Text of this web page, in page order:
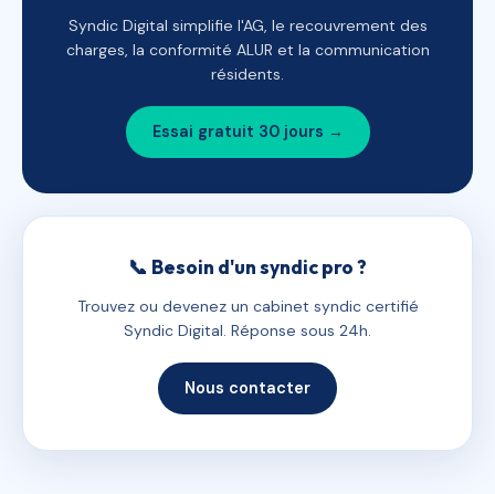
Syndic Digital simplifie l'AG, le recouvrement des
charges, la conformité ALUR et la communication
résidents.
Essai gratuit 30 jours →
📞 Besoin d'un syndic pro ?
Trouvez ou devenez un cabinet syndic certifié
Syndic Digital. Réponse sous 24h.
Nous contacter